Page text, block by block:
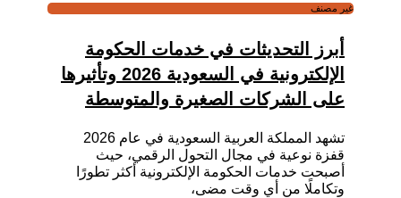
غير مصنف
أبرز التحديثات في خدمات الحكومة
الإلكترونية في السعودية 2026 وتأثيرها
على الشركات الصغيرة والمتوسطة
تشهد المملكة العربية السعودية في عام 2026
قفزة نوعية في مجال التحول الرقمي، حيث
أصبحت خدمات الحكومة الإلكترونية أكثر تطورًا
وتكاملًا من أي وقت مضى،